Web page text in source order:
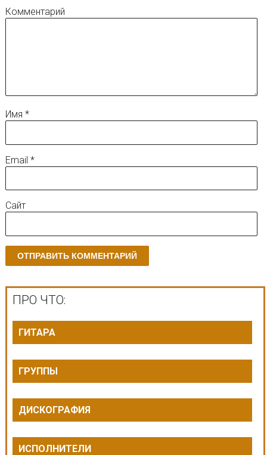
Комментарий
Имя *
Email *
Сайт
ПРО ЧТО:
ГИТАРА
ГРУППЫ
ДИСКОГРАФИЯ
ИСПОЛНИТЕЛИ